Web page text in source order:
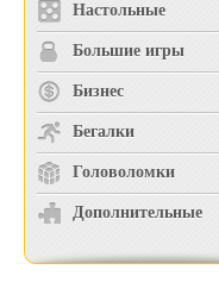
Настольные
Большие игры
Бизнес
Бегалки
Головоломки
Дополнительные